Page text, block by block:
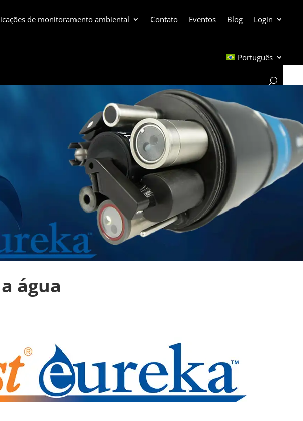
de monitoramento ambiental Contato Eventos Blog Login
Português
água